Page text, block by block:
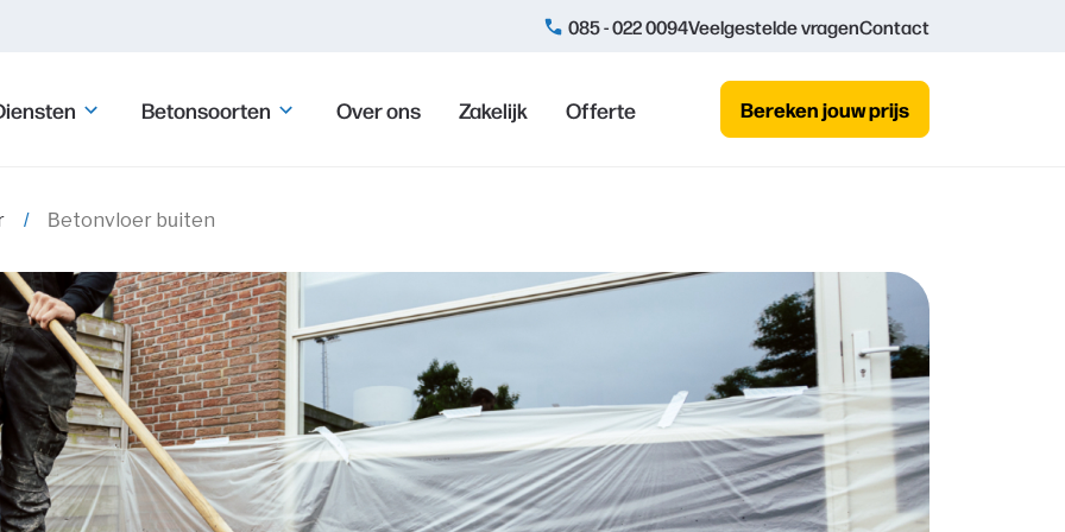
085 - 022 0094Veelgestelde vragenContact
Betonsoorten Over ons Zakelijk Offerte Bereken jouw prijs
Betonvloer buiten